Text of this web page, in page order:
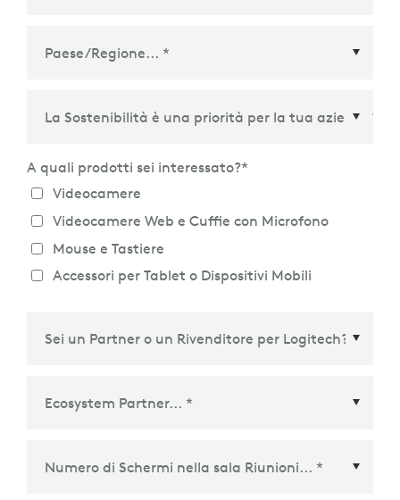
Paese/Regione
A quali prodotti sei interessato?*
Videocamere
Videocamere Web e Cuffie con Microfono
Mouse e Tastiere
Accessori per Tablet o Dispositivi Mobili